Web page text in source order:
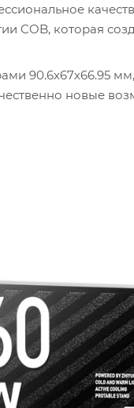
COB, которая
90.6х67х66.95
новые
возможность
mount, что
протокол
использует
управляемого